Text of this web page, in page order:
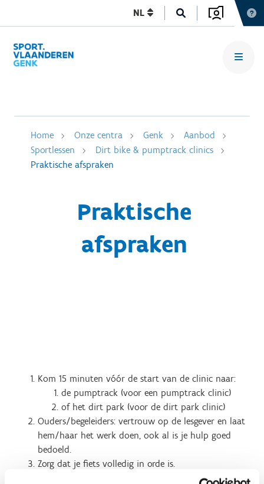
NL
Home Onze centra Genk
Aanbod
Sportlessen
Dirt bike & pumptrack clinics
Praktische afspraken
Praktische
afspraken
Kom 15 minuten vóór de start van de clinic naar:
de pumptrack (voor een pumptrack clinic)
of het dirt park (voor de dirt park clinic)
Ouders/begeleiders: vertrouw op de lesgever en laat
hem/haar het werk doen, ook al is je hulp goed
bedoeld.
Zorg dat je fiets volledig in orde is.
Breng indien gewenst een drinkbus mee (gevuld met